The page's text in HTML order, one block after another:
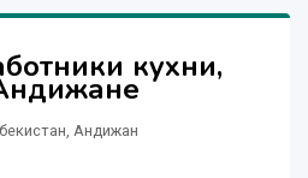
кухни,
Андижан